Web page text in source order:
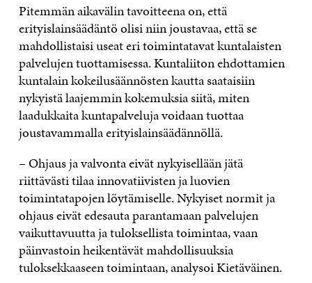
Pitemmän aikavälin tavoitteena on, että
erityislainsäädäntö olisi niin joustavaa, että se
mahdollistaisi useat eri toimintatavat kuntalaisten
palvelujen tuottamisessa. Kuntaliiton ehdottamien
kuntalain kokeilusäännösten kautta saataisiin
nykyistä laajemmin kokemuksia siitä, miten
laadukkaita kuntapalveluja voidaan tuottaa
joustavammalla erityislainsäädännöllä.
– Ohjaus ja valvonta eivät nykyisellään jätä
riittävästi tilaa innovatiivisten ja luovien
toimintatapojen löytämiselle. Nykyiset normit ja
ohjaus eivät edesauta parantamaan palvelujen
vaikuttavuutta ja tuloksellista toimintaa, vaan
päinvastoin heikentävät mahdollisuuksia
tuloksekkaaseen toimintaan, analysoi Kietäväinen.